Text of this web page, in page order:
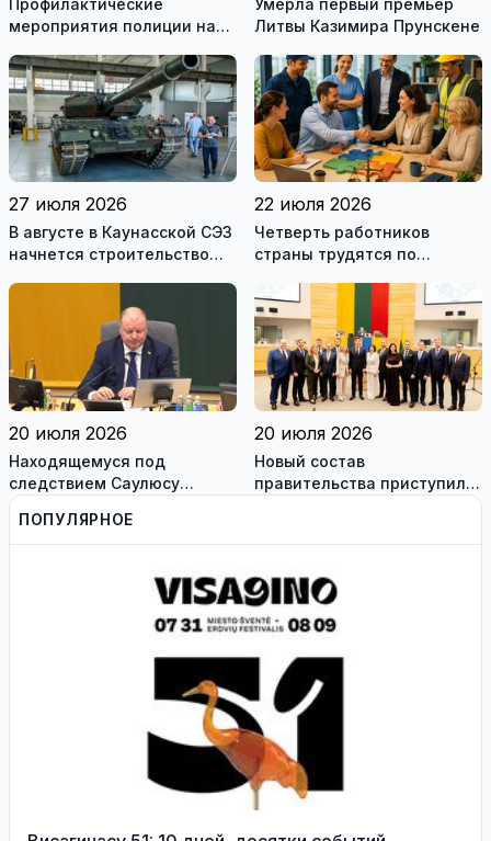
мероприятия полиции на
Литвы Казимира Прунскене
27 июля 2026
В августе в Каунасской СЭЗ
начнется строительство
22 июля 2026
Четверть работников
страны трудятся по
это выгодно и
сотрудникам, и
работодателям
20 июля 2026
Находящемуся под
следствием Саулюсу
Сквернялису временно
разрешили выехать за
границу
20 июля 2026
Новый состав
правительства приступил к
ПОПУЛЯРНОЕ